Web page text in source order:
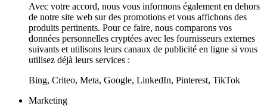
Avec votre accord, nous vous informons également en dehors
de notre site web sur des promotions et vous affichons des
produits pertinents. Pour ce faire, nous comparons vos
données personnelles cryptées avec les fournisseurs externes
suivants et utilisons leurs canaux de publicité en ligne si vous
utilisez déjà leurs services :
Bing, Criteo, Meta, Google, LinkedIn, Pinterest, TikTok
Marketing